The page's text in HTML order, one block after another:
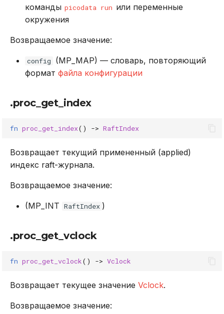
команды picodata run или переменные
окружения
Возвращаемое значение:
config
(MP_MAP) — словарь, повторяющий
формат файла конфигурации
.proc_get_index
fn proc_get_index() -> RaftIndex
Возвращает текущий примененный (applied)
индекс raft-журнала.
Возвращаемое значение:
(MP_INT RaftIndex )
.proc_get_vclock
fn proc_get_vclock() -> Vclock
Возвращает текущее значение Vclock.
Возвращаемое значение: